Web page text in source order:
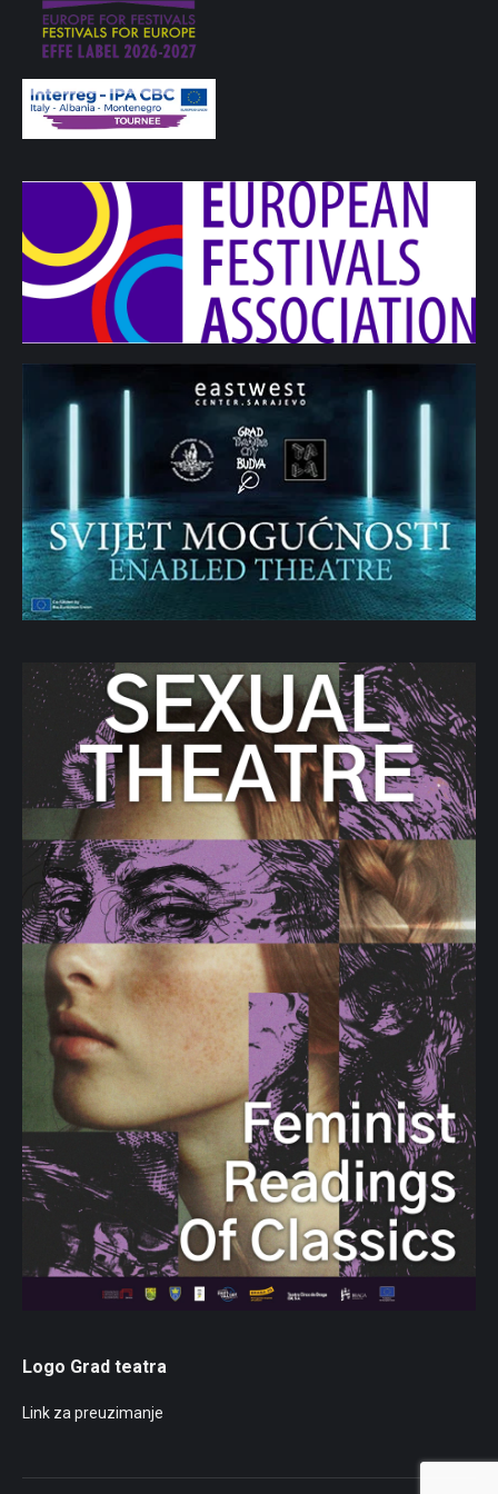
(2014), „Sirene za uzbunu“ (2019), kao i zbirku priča
„Atakama“ (2016).Priče objavljuje u crnogorskim i
regionalnim časopisima. Piše književnu kritiku. Autor je
Kombinat.Dobitnik je nagrade „Bihorska Venera“ za
kratku priču. Priče su mu prevođene na albanski, engleski
i njemački jezik. Umjetnički je direktor Međunarodnog
Logo Grad teatra
Link za preuzimanje